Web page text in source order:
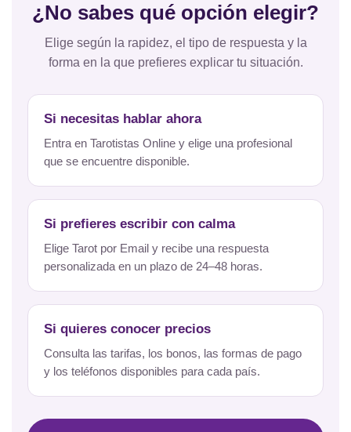
¿No sabes qué opción elegir?
Elige según la rapidez, el tipo de respuesta y la
forma en la que prefieres explicar tu situación.
Si necesitas hablar ahora
Entra en Tarotistas Online y elige una profesional
que se encuentre disponible.
Si prefieres escribir con calma
Elige Tarot por Email y recibe una respuesta
personalizada en un plazo de 24–48 horas.
Si quieres conocer precios
Consulta las tarifas, los bonos, las formas de pago
y los teléfonos disponibles para cada país.